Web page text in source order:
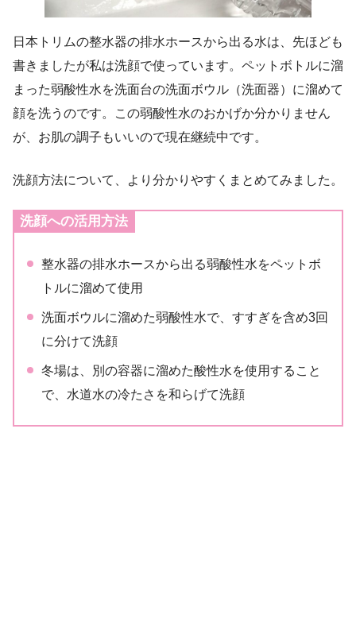
日本トリムの整水器の排水ホースから出る水は、先ほども
書きましたが私は洗顔で使っています。ペットボトルに溜
まった弱酸性水を洗面台の洗面ボウル（洗面器）に溜めて
顔を洗うのです。この弱酸性水のおかげか分かりません
が、お肌の調子もいいので現在継続中です。
洗顔方法について、より分かりやすくまとめてみました。
洗顔への活用方法
整水器の排水ホースから出る弱酸性水をペットボ
トルに溜めて使用
洗面ボウルに溜めた弱酸性水で、すすぎを含め3回
に分けて洗顔
冬場は、別の容器に溜めた酸性水を使用すること
で、水道水の冷たさを和らげて洗顔